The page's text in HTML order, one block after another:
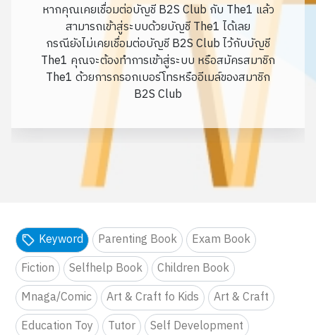
หากคุณเคยเชื่อมต่อบัญชี B2S Club กับ The1 แล้ว
สามารถเข้าสู่ระบบด้วยบัญชี The1 ได้เลย
กรณียังไม่เคยเชื่อมต่อบัญชี B2S Club ไว้กับบัญชี
The1 คุณจะต้องทำการเข้าสู่ระบบ หรือสมัครสมาชิก
The1 ด้วยการกรอกเบอร์โทรหรืออีเมล์ของสมาชิก
B2S Club
Keyword Parenting Book
Exam Book
Fiction
Selfhelp Book
Children Book
Mnaga/Comic
Art & Craft fo Kids
Art & Craft
Education Toy
Tutor
Self Development